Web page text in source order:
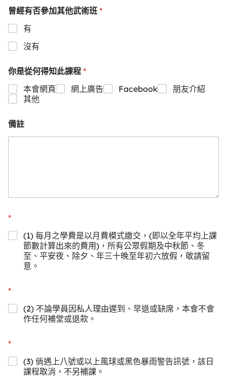
曾經有否參加其他武術班 *
有
沒有
你是從何得知此課程 *
本會網頁
網上廣告 Facebook
朋友介紹
其他
備註
*
(1) 每月之學費是以月費模式繳交，(即以全年平均上課
節數計算出來的費用)，所有公眾假期及中秋節、冬
至、平安夜、除夕、年三十晚至年初六放假，敬請留
意。
*
(2) 不論學員因私人理由遲到、早退或缺席，本會不會
作任何補堂或退款。
*
(3) 倘遇上八號或以上風球或黑色暴雨警告訊號，該日
課程取消，不另補課。